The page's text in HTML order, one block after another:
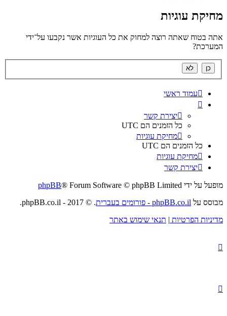
מחיקת עוגיות
אתה בטוח שאתה רוצה למחוק את כל העוגיות אשר נקבעו על־ידי
המערכת?
עמוד ראשי
יצירת קשר
כל הזמנים הם UTC
מחיקת עוגיות
כל הזמנים הם UTC
מחיקת עוגיות
יצירת קשר
מופעל על ידי phpBB® Forum Software © phpBB Limited
מבוסס על phpBB.co.il - פורומים בעברית
. © 2017 - phpBB.co.il.
מדיניות הפרטיות | תנאי שימוש באתר